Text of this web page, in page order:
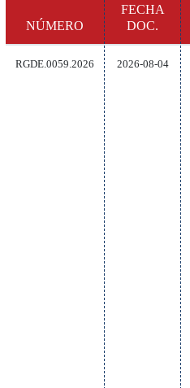
NÚMERO
FECHA
DOC.
RGDE.0059.2026 2026-08-04